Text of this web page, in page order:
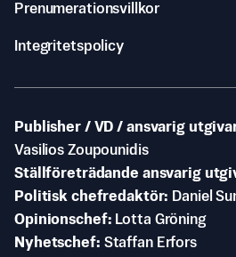
Prenumerationsvillkor
Integritetspolicy
Publisher / VD / ansvarig
Vasilios Zoupounidis
Ställföreträdande ansvarig
Politisk chefredaktör
Daniel
Opinionschef
Lotta Gröning
Nyhetschef Staffan Erfors